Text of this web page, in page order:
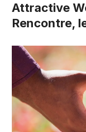
Attractive
Rencontre,